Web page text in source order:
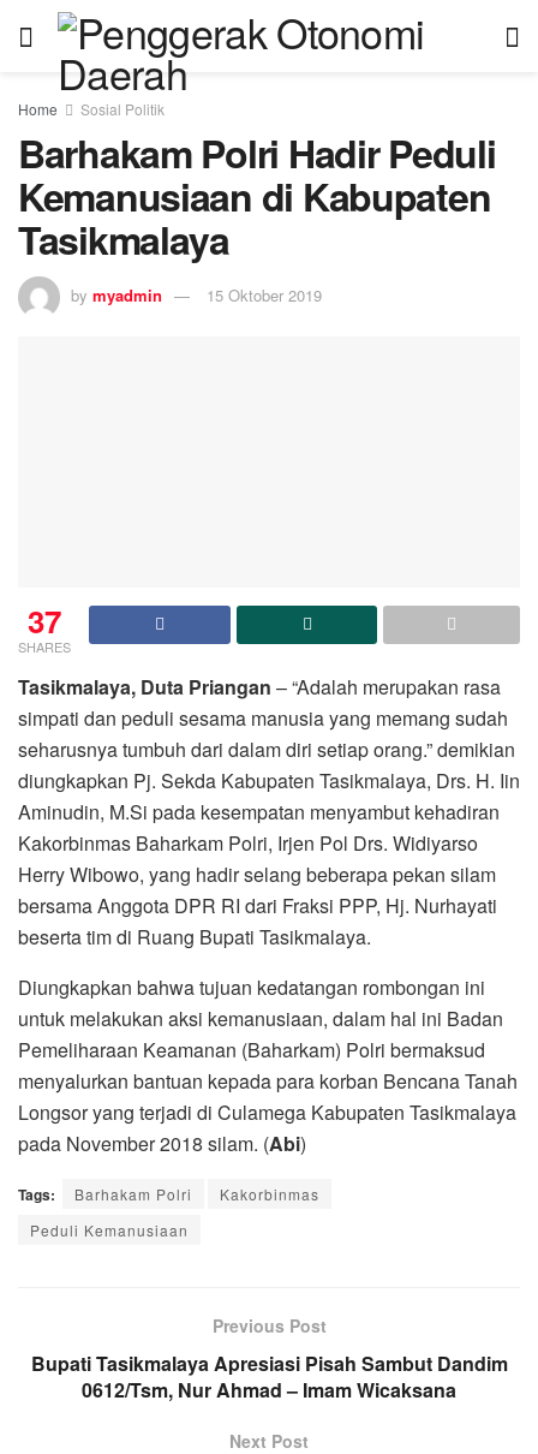
Home Sosial Politik
Barhakam Polri Hadir Peduli
Kemanusiaan di Kabupaten
Tasikmalaya
by myadmin 15 Oktober 2019
37
SHARES
Tasikmalaya, Duta Priangan – “Adalah merupakan rasa
simpati dan peduli sesama manusia yang memang sudah
seharusnya tumbuh dari dalam diri setiap orang.” demikian
diungkapkan Pj. Sekda Kabupaten Tasikmalaya, Drs. H. Iin
Aminudin, M.Si pada kesempatan menyambut kehadiran
Kakorbinmas Baharkam Polri, Irjen Pol Drs. Widiyarso
Herry Wibowo, yang hadir selang beberapa pekan silam
bersama Anggota DPR RI dari Fraksi PPP, Hj. Nurhayati
beserta tim di Ruang Bupati Tasikmalaya.
Diungkapkan bahwa tujuan kedatangan rombongan ini
untuk melakukan aksi kemanusiaan, dalam hal ini Badan
Pemeliharaan Keamanan (Baharkam) Polri bermaksud
menyalurkan bantuan kepada para korban Bencana Tanah
Longsor yang terjadi di Culamega Kabupaten Tasikmalaya
pada November 2018 silam. (Abi)
Tags: Barhakam Polri
Kakorbinmas
Peduli Kemanusiaan
Previous Post
Bupati Tasikmalaya Apresiasi Pisah Sambut Dandim
0612/Tsm, Nur Ahmad – Imam Wicaksana
Next Post